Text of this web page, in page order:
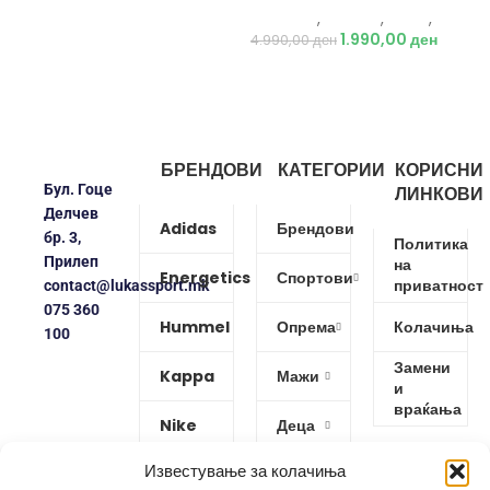
Известување за колачиња
, , ,
4.990,00ден1.990,00 ден
Бул. Гоце
Делчев
бр. 3,
Прилеп
contact@lukassport.mk
075 360
100
БРЕНДОВИ
Adidas
Energetics
Hummel
Kappa
Nike
Protouch
КАТЕГОРИИ
Брендови
Спортови
Опрема
Мажи
Деца
Жени
КОРИСНИ
ЛИНКОВИ
Политика
на
приватност
Колачиња
Замени
и
враќања